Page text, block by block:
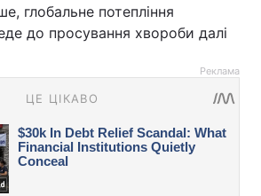
глобальне потепління
до просування хвороби далі
Реклама